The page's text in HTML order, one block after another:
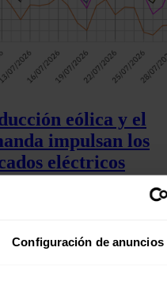
Configuración de anuncios
eólica y el
impulsan los
eléctricos
semana de julio